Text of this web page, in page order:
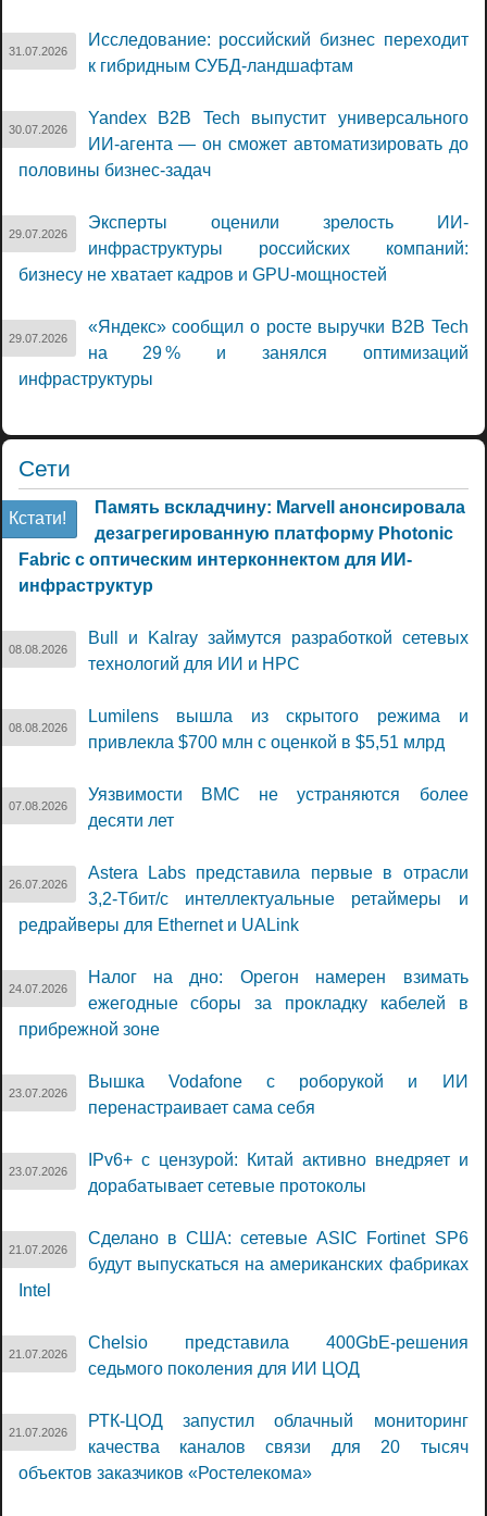
31.07.2026
Исследование: российский бизнес переходит
к гибридным СУБД-ландшафтам
30.07.2026
Yandex B2B Tech выпустит универсального
ИИ-агента — он сможет автоматизировать до
половины бизнес-задач
29.07.2026
Эксперты оценили зрелость ИИ-
инфраструктуры российских компаний:
бизнесу не хватает кадров и GPU-мощностей
29.07.2026
«Яндекс» сообщил о росте выручки B2B Tech
на 29 % и занялся оптимизаций
инфраструктуры
Сети
Кстати!
Память вскладчину: Marvell анонсировала
дезагрегированную платформу Photonic
Fabric с оптическим интерконнектом для ИИ-
инфраструктур
08.08.2026
Bull и Kalray займутся разработкой сетевых
технологий для ИИ и НРС
08.08.2026
Lumilens вышла из скрытого режима и
привлекла $700 млн с оценкой в $5,51 млрд
07.08.2026
Уязвимости BMC не устраняются более
десяти лет
26.07.2026
Astera Labs представила первые в отрасли
3,2-Тбит/с интеллектуальные ретаймеры и
редрайверы для Ethernet и UALink
24.07.2026
Налог на дно: Орегон намерен взимать
ежегодные сборы за прокладку кабелей в
прибрежной зоне
23.07.2026
Вышка Vodafone с роборукой и ИИ
перенастраивает сама себя
23.07.2026
IPv6+ с цензурой: Китай активно внедряет и
дорабатывает сетевые протоколы
21.07.2026
Сделано в США: сетевые ASIC Fortinet SP6
будут выпускаться на американских фабриках
Intel
21.07.2026
Chelsio представила 400GbE-решения
седьмого поколения для ИИ ЦОД
21.07.2026
РТК-ЦОД запустил облачный мониторинг
качества каналов связи для 20 тысяч
объектов заказчиков «Ростелекома»